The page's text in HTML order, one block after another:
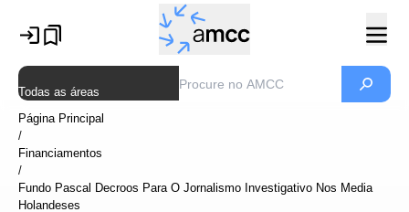
Todas as áreas
Página Principal
/
Financiamentos
/
Fundo Pascal Decroos Para O Jornalismo Investigativo Nos Media
Holandeses